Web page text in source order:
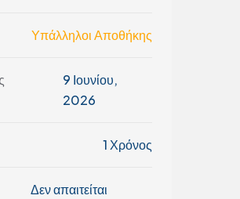
Υπάλληλοι Αποθήκης
9 Ιουνίου,
2026
1 Χρόνος
Δεν απαιτείται